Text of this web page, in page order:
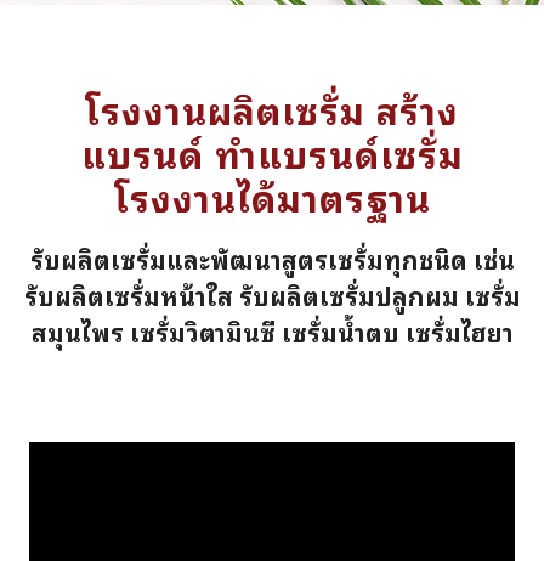
โรงงานผลิตเซรั่ม สร้าง
แบรนด์ ทำแบรนด์เซรั่ม
โรงงานได้มาตรฐาน
รับผลิตเซรั่มและพัฒนาสูตรเซรั่มทุกชนิด เช่น
รับผลิตเซรั่มหน้าใส รับผลิตเซรั่มปลูกผม เซรั่ม
สมุนไพร เซรั่มวิตามินซี เซรั่มน้ำตบ เซรั่มไฮยา